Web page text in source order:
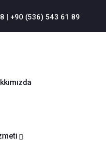
| +90 (536) 543 61 89‬